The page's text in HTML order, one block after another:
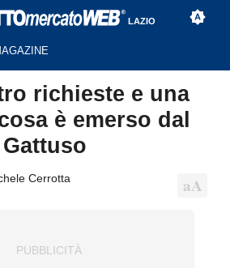
LAZIO
richieste e una
è emerso dal
Cerrotta